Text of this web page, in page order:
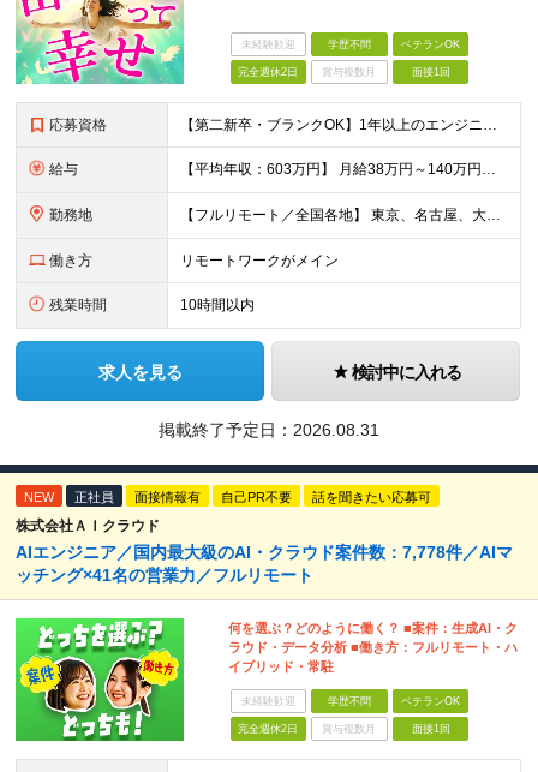
未経験歓迎 学歴不問 ベテランOK
完全週休2日 賞与複数月 面接1回
応募資格 【第二新卒・ブランクOK】1年以上のエンジニア経験がある方(開発・インフラ・工程・言語一切不問） 文理・学歴不問 【歓迎条件】 ◆AI・クラウド案件に参画したい方 ◆下流工程から上流工程へステップア
給与 【平均年収：603万円】 月給38万円～140万円＋諸手当（経験者） 【平均年収603万円】 ※案件の契約内容や昇給額などはすべて開示します。 ※経験や能力を考慮し決定します。 ※月給には固定残業
勤務地 【フルリモート／全国各地】 東京、名古屋、大阪、福岡を中心とした全国のプロジェクトにアサイン。 ※プロジェクトは完全選択制です。 ※フルリモート、ハイブリッド型、常駐案件から自由に選択可能です。 ※転
働き方 リモートワークがメイン
残業時間 10時間以内
求人を見る 検討中に入れる
掲載終了予定日： 2026.08.31
NEW 正社員 面接情報有 自己PR不要 話を聞きたい応募可
株式会社ＡＩクラウド
AIエンジニア／国内最大級のAI・クラウド案件数：7,778件／AIマ
ッチング×41名の営業力／フルリモート
何を選ぶ？どのように働く？ ■案件：生成AI・ク
ラウド・データ分析 ■働き方：フルリモート・ハ
イブリッド・常駐
未経験歓迎 学歴不問 ベテランOK
完全週休2日 賞与複数月 面接1回